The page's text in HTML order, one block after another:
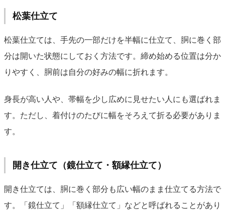
松葉仕立て
松葉仕立ては、手先の一部だけを半幅に仕立て、胴に巻く部
分は開いた状態にしておく方法です。締め始める位置は分か
りやすく、胴前は自分の好みの幅に折れます。
身長が高い人や、帯幅を少し広めに見せたい人にも選ばれま
す。ただし、着付けのたびに幅をそろえて折る必要がありま
す。
開き仕立て（鏡仕立て・額縁仕立て）
開き仕立ては、胴に巻く部分も広い幅のまま仕立てる方法で
す。「鏡仕立て」「額縁仕立て」などと呼ばれることがあり